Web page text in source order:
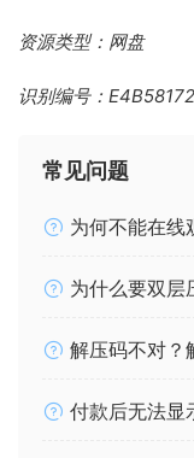
资源类型：网盘
识别编号：
常见问题
为何不能在线
为什么要双层
解压码不对？
付款后无法显